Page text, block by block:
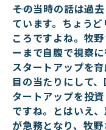
――その当時の話は過
ています。ちょう
ころですよね。牧
ーまで自腹で視察
スタートアップを
目の当たりにして
タートアップを投
ですね。とはいえ
が急務となり、牧